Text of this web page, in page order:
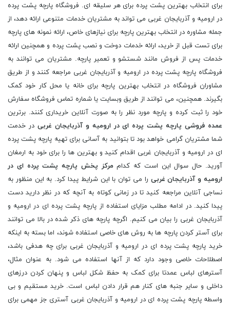
برای انتخاب بهترین پشت پرده برای هر سلیقه ای. فروشگاه پارچه پشت پرده
در ارومیه و آذربایجان غربی می تواند به مشتریان خدمات متنوعی ارائه دهد، از
جمله مشاوره در انتخاب بهترین پارچه برای نیازهای خاص، ارائه نمونه های پارچه
برای تست قبل از خرید، ارائه خدمات دوخت و نصب پشت پرده و همچنین ارائه
خدمات پس از فروش مانند شستشو و تعمیر پارچه. مشتریان می توانند به
فروشگاه پارچه پشت پرده در ارومیه و آذربایجان غربی مراجعه کنند و از طریق
مشاوران فروشگاه در انتخاب بهترین پارچه برای خانه یا محل کار خود کمک
بگیرند. همچنین، می توانند از طریق وبسایت یا شماره تماس فروشگاه سفارش
خود را ثبت کرده و پارچه مورد نظر را به صورت آنلاین خریداری کنند. برترین
عمده فروشی پارچه پشت پرده ای در ارومیه و آذربایجان غربی در خدمت
شما مشتریان گرامی خواهد بود تا بتوانید به آسانی برای تهیه پارچه پشت پرده
ای در ارومیه و آذربایجان غربی اقدام کنید و بهترین ها را برای خود به ارمغان
آورید. حال سوال این است که کدام مرکز پخش پارچه پشت پرده ای در
ارومیه و آذربایجان غربی را می توان با این شرایط پیدا کرد. به این منظور به
نساجی آنلاین مراجعه کنید تا در زمانی کوتاه به آنچه که در نظر دارید دست
پیدا کنید. در ادامه مطلب مزایای استفاده از پارچه پشت پرده ای در ارومیه و
آذربایجان غربی را بیان می کنیم. اگرچه پارچه های ذکر شده در بالا می توانند
برای آستر کردن پارچه ها به روش های خاصی استفاده شوند، اما بسته به اینکه
خرید پارچه پشت پرده ای در ارومیه و آذربایجان غربی برای چه هدفی باشد،
اصطلاحات خاصی وجود دارد که از آنها استفاده می شود. به عنوان مثال،
آسترهای لباس عمدتا برای کمک به حفظ شکل لباس و پنهان کردن درزهای
داخلی و سایر جنبه های کنار هم قرار دادن لباس است. خرید مستقیم و بی
واسطه پارچه پشت پرده ای در ارومیه و آذربایجان غربی آستری جز مهمی برای